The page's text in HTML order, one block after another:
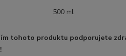
500 ml
tohoto produktu podporujete